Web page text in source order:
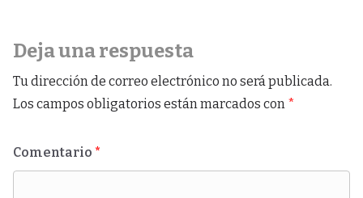
Deja una respuesta
Tu dirección de correo electrónico no será publicada.
Los campos obligatorios están marcados con *
Comentario *